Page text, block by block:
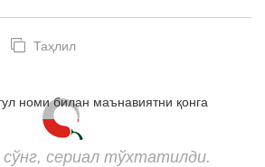
Таҳлил
сериал тўхтатилди.